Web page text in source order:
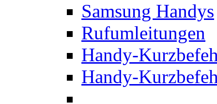
Samsung Handys
Rufumleitungen
Handy-
Handy-